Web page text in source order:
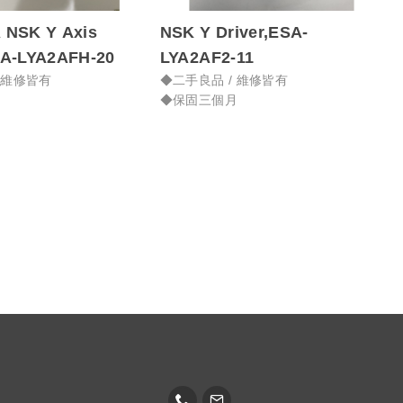
NSK Y Axis
ESA-LYA2AFH-20
修皆有
NSK Y Driver,ESA-
LYA2AF2-11
◆二手良品 / 維修皆有
◆保固三個月